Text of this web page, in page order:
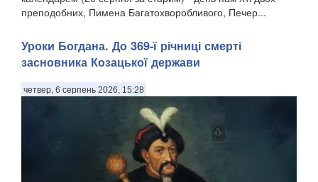
преподобних, Пимена Багатохворобливого, Печер...
Уроки Богдана. До 369-ї річниці смерті
засновника Козацької держави
четвер, 6 серпень 2026, 15:28